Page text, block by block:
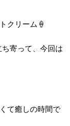
クリーム🍦
寄って、今回は
て癒しの時間で